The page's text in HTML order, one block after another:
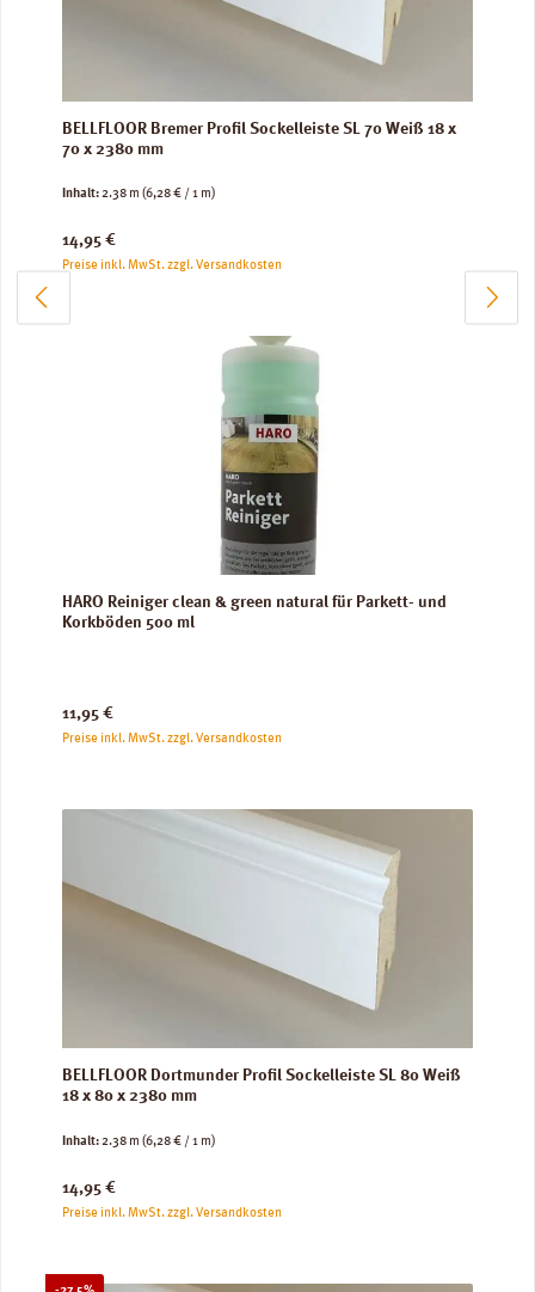
BELLFLOOR Bremer Profil Sockelleiste SL 70 Weiß 18 x
70 x 2380 mm
Inhalt:2.38 m (6,28 € / 1 m)
Regulärer Preis:
14,95 €
Preise inkl. MwSt. zzgl. Versandkosten
HARO Reiniger clean & green natural für Parkett- und
Korkböden 500 ml
Regulärer Preis:
11,95 €
Preise inkl. MwSt. zzgl. Versandkosten
BELLFLOOR Dortmunder Profil Sockelleiste SL 80 Weiß
18 x 80 x 2380 mm
Inhalt:2.38 m (6,28 € / 1 m)
Regulärer Preis:
14,95 €
Preise inkl. MwSt. zzgl. Versandkosten